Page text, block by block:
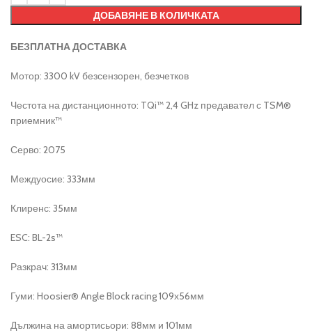
ДОБАВЯНЕ В КОЛИЧКАТА
БЕЗПЛАТНА ДОСТАВКА
Мотор: 3300 kV безсензорен, безчетков
Честота на дистанционното: TQi™ 2,4 GHz предавател с TSM®
приемник™
Серво: 2075
Междуосие: 333мм
Клиренс: 35мм
ESC: BL-2s™
Разкрач: 313мм
Гуми: Hoosier® Angle Block racing 109х56мм
Дължина на амортисьори: 88мм и 101мм